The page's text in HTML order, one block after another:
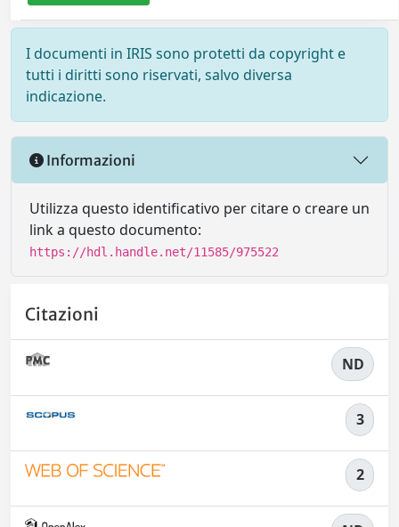
I documenti in IRIS sono protetti da copyright e
tutti i diritti sono riservati, salvo diversa
indicazione.
Informazioni
Utilizza questo identificativo per citare o creare un
link a questo documento:
https://hdl.handle.net/11585/975522
Citazioni
ND
3
2